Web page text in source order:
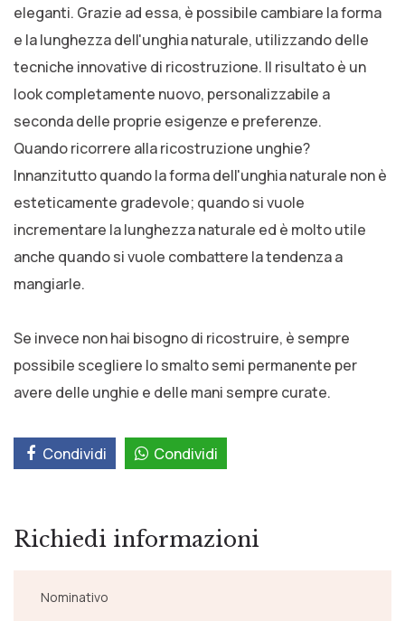
eleganti. Grazie ad essa, è possibile cambiare la forma
e la lunghezza dell'unghia naturale, utilizzando delle
tecniche innovative di ricostruzione. Il risultato è un
look completamente nuovo, personalizzabile a
seconda delle proprie esigenze e preferenze.
Quando ricorrere alla ricostruzione unghie?
Innanzitutto quando la forma dell'unghia naturale non è
esteticamente gradevole; quando si vuole
incrementare la lunghezza naturale ed è molto utile
anche quando si vuole combattere la tendenza a
mangiarle.
Se invece non hai bisogno di ricostruire, è sempre
possibile scegliere lo smalto semi permanente per
avere delle unghie e delle mani sempre curate.
Condividi Condividi
Richiedi informazioni